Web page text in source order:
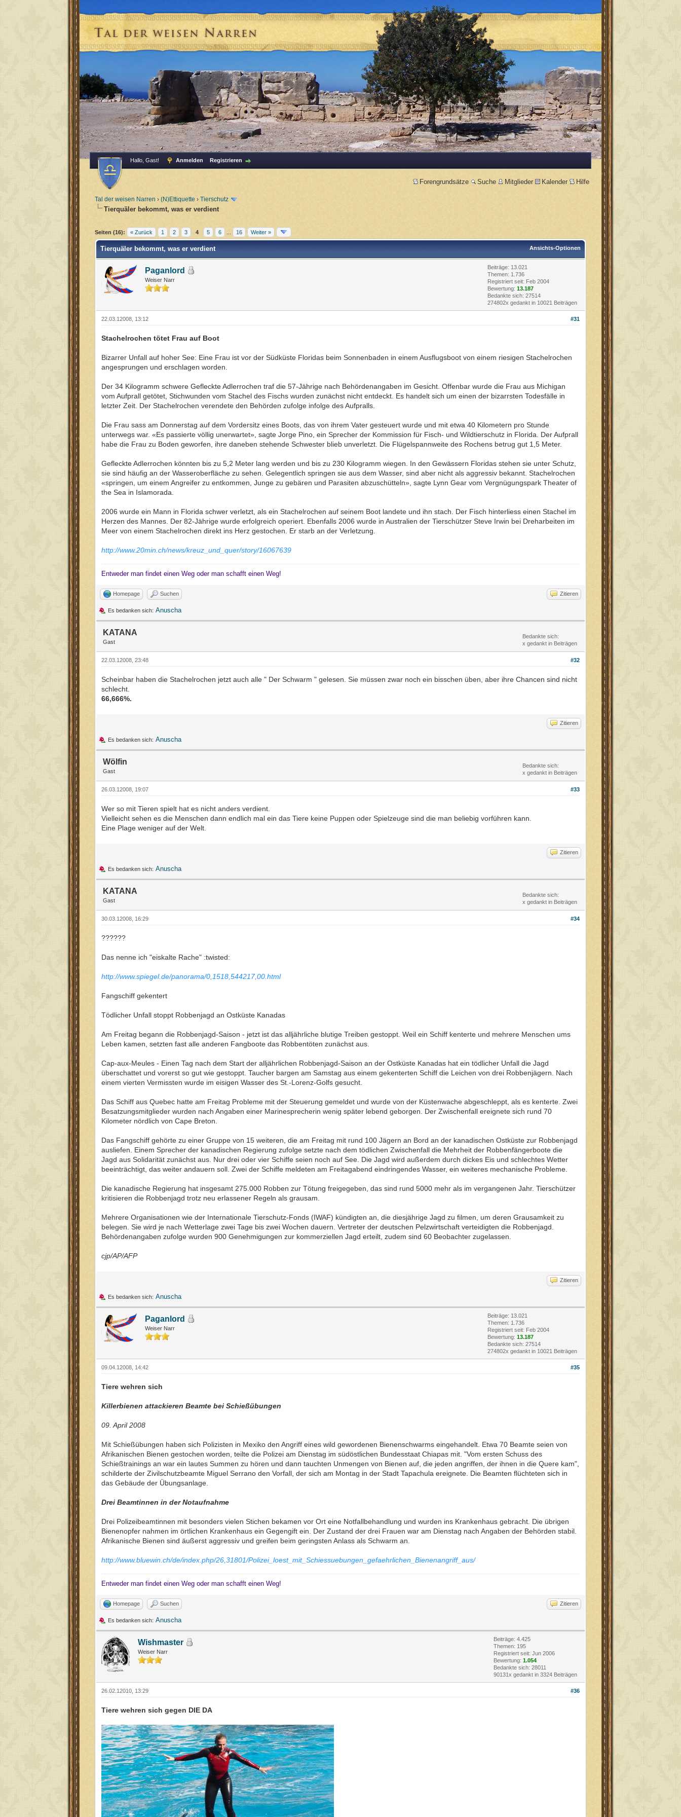
Hallo, Gast! Anmelden Registrieren
Forengrundsätze Suche Mitglieder Kalender Hilfe
Tal der weisen Narren › (N)Ettiquette › Tierschutz
Tierquäler bekommt, was er verdient
Seiten (16): « Zurück 1 2 3 4 5 6 16 Weiter »
Ansichts-Optionen
Tierquäler bekommt, was er verdient
Paganlord
Weiser Narr
Beiträge: 13.021
Themen: 1.736
Registriert seit: Feb 2004
Bewertung: 13.187
Bedankte sich: 27514
274802x gedankt in 10021 Beiträgen
#31
22.03.12008, 13:12
Stachelrochen tötet Frau auf Boot
Bizarrer Unfall auf hoher See: Eine Frau ist vor der Südküste Floridas beim Sonnenbaden in einem Ausflugsboot von einem riesigen Stachelrochen
angesprungen und erschlagen worden.
Der 34 Kilogramm schwere Gefleckte Adlerrochen traf die 57-Jährige nach Behördenangaben im Gesicht. Offenbar wurde die Frau aus Michigan
vom Aufprall getötet, Stichwunden vom Stachel des Fischs wurden zunächst nicht entdeckt. Es handelt sich um einen der bizarrsten Todesfälle in
letzter Zeit. Der Stachelrochen verendete den Behörden zufolge infolge des Aufpralls.
Die Frau sass am Donnerstag auf dem Vordersitz eines Boots, das von ihrem Vater gesteuert wurde und mit etwa 40 Kilometern pro Stunde
unterwegs war. «Es passierte völlig unerwartet», sagte Jorge Pino, ein Sprecher der Kommission für Fisch- und Wildtierschutz in Florida. Der Aufprall
habe die Frau zu Boden geworfen, ihre daneben stehende Schwester blieb unverletzt. Die Flügelspannweite des Rochens betrug gut 1,5 Meter.
Gefleckte Adlerrochen könnten bis zu 5,2 Meter lang werden und bis zu 230 Kilogramm wiegen. In den Gewässern Floridas stehen sie unter Schutz,
sie sind häufig an der Wasseroberfläche zu sehen. Gelegentlich springen sie aus dem Wasser, sind aber nicht als aggressiv bekannt. Stachelrochen
«springen, um einem Angreifer zu entkommen, Junge zu gebären und Parasiten abzuschütteln», sagte Lynn Gear vom Vergnügungspark Theater of
the Sea in Islamorada.
2006 wurde ein Mann in Florida schwer verletzt, als ein Stachelrochen auf seinem Boot landete und ihn stach. Der Fisch hinterliess einen Stachel im
Herzen des Mannes. Der 82-Jährige wurde erfolgreich operiert. Ebenfalls 2006 wurde in Australien der Tierschützer Steve Irwin bei Dreharbeiten im
Meer von einem Stachelrochen direkt ins Herz gestochen. Er starb an der Verletzung.
http://www.20min.ch/news/kreuz_und_quer/story/16067639
Entweder man findet einen Weg oder man schafft einen Weg!
Homepage Suchen Zitieren
Es bedanken sich: Anuscha
KATANA
Gast
Bedankte sich:
x gedankt in Beiträgen
#32
22.03.12008, 23:48
Scheinbar haben die Stachelrochen jetzt auch alle " Der Schwarm " gelesen. Sie müssen zwar noch ein bisschen üben, aber ihre Chancen sind nicht
schlecht.
66,666%.
Zitieren
Es bedanken sich: Anuscha
Wölfin
Gast
Bedankte sich:
x gedankt in Beiträgen
#33
26.03.12008, 19:07
Wer so mit Tieren spielt hat es nicht anders verdient.
Vielleicht sehen es die Menschen dann endlich mal ein das Tiere keine Puppen oder Spielzeuge sind die man beliebig vorführen kann.
Eine Plage weniger auf der Welt.
Zitieren
Es bedanken sich: Anuscha
KATANA
Gast
Bedankte sich:
x gedankt in Beiträgen
#34
30.03.12008, 16:29
??????
Das nenne ich "eiskalte Rache" :twisted:
http://www.spiegel.de/panorama/0,1518,544217,00.html
Fangschiff gekentert
Tödlicher Unfall stoppt Robbenjagd an Ostküste Kanadas
Am Freitag begann die Robbenjagd-Saison - jetzt ist das alljährliche blutige Treiben gestoppt. Weil ein Schiff kenterte und mehrere Menschen ums
Leben kamen, setzten fast alle anderen Fangboote das Robbentöten zunächst aus.
Cap-aux-Meules - Einen Tag nach dem Start der alljährlichen Robbenjagd-Saison an der Ostküste Kanadas hat ein tödlicher Unfall die Jagd
überschattet und vorerst so gut wie gestoppt. Taucher bargen am Samstag aus einem gekenterten Schiff die Leichen von drei Robbenjägern. Nach
einem vierten Vermissten wurde im eisigen Wasser des St.-Lorenz-Golfs gesucht.
Das Schiff aus Quebec hatte am Freitag Probleme mit der Steuerung gemeldet und wurde von der Küstenwache abgeschleppt, als es kenterte. Zwei
Besatzungsmitglieder wurden nach Angaben einer Marinesprecherin wenig später lebend geborgen. Der Zwischenfall ereignete sich rund 70
Kilometer nördlich von Cape Breton.
Das Fangschiff gehörte zu einer Gruppe von 15 weiteren, die am Freitag mit rund 100 Jägern an Bord an der kanadischen Ostküste zur Robbenjagd
ausliefen. Einem Sprecher der kanadischen Regierung zufolge setzte nach dem tödlichen Zwischenfall die Mehrheit der Robbenfängerboote die
Jagd aus Solidarität zunächst aus. Nur drei oder vier Schiffe seien noch auf See. Die Jagd wird außerdem durch dickes Eis und schlechtes Wetter
beeinträchtigt, das weiter andauern soll. Zwei der Schiffe meldeten am Freitagabend eindringendes Wasser, ein weiteres mechanische Probleme.
Die kanadische Regierung hat insgesamt 275.000 Robben zur Tötung freigegeben, das sind rund 5000 mehr als im vergangenen Jahr. Tierschützer
kritisieren die Robbenjagd trotz neu erlassener Regeln als grausam.
Mehrere Organisationen wie der Internationale Tierschutz-Fonds (IWAF) kündigten an, die diesjährige Jagd zu filmen, um deren Grausamkeit zu
belegen. Sie wird je nach Wetterlage zwei Tage bis zwei Wochen dauern. Vertreter der deutschen Pelzwirtschaft verteidigten die Robbenjagd.
Behördenangaben zufolge wurden 900 Genehmigungen zur kommerziellen Jagd erteilt, zudem sind 60 Beobachter zugelassen.
cjp/AP/AFP
Zitieren
Es bedanken sich: Anuscha
Paganlord
Weiser Narr
Beiträge: 13.021
Themen: 1.736
Registriert seit: Feb 2004
Bewertung: 13.187
Bedankte sich: 27514
274802x gedankt in 10021 Beiträgen
#35
09.04.12008, 14:42
Tiere wehren sich
Killerbienen attackieren Beamte bei Schießübungen
09. April 2008
Mit Schießübungen haben sich Polizisten in Mexiko den Angriff eines wild gewordenen Bienenschwarms eingehandelt. Etwa 70 Beamte seien von
Afrikanischen Bienen gestochen worden, teilte die Polizei am Dienstag im südöstlichen Bundesstaat Chiapas mit. "Vom ersten Schuss des
Schießtrainings an war ein lautes Summen zu hören und dann tauchten Unmengen von Bienen auf, die jeden angriffen, der ihnen in die Quere kam",
schilderte der Zivilschutzbeamte Miguel Serrano den Vorfall, der sich am Montag in der Stadt Tapachula ereignete. Die Beamten flüchteten sich in
das Gebäude der Übungsanlage.
Drei Beamtinnen in der Notaufnahme
Drei Polizeibeamtinnen mit besonders vielen Stichen bekamen vor Ort eine Notfallbehandlung und wurden ins Krankenhaus gebracht. Die übrigen
Bienenopfer nahmen im örtlichen Krankenhaus ein Gegengift ein. Der Zustand der drei Frauen war am Dienstag nach Angaben der Behörden stabil.
Afrikanische Bienen sind äußerst aggressiv und greifen beim geringsten Anlass als Schwarm an.
http://www.bluewin.ch/de/index.php/26,31801/Polizei_loest_mit_Schiessuebungen_gefaehrlichen_Bienenangriff_aus/
Entweder man findet einen Weg oder man schafft einen Weg!
Homepage Suchen Zitieren
Es bedanken sich: Anuscha
Wishmaster
Weiser Narr
Beiträge: 4.425
Themen: 195
Registriert seit: Jun 2006
Bewertung: 1.054
Bedankte sich: 28011
90131x gedankt in 3324 Beiträgen
#36
26.02.12010, 13:29
Tiere wehren sich gegen DIE DA